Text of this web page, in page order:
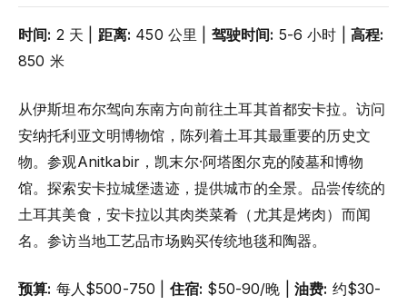
时间: 2 天 | 距离: 450 公里 | 驾驶时间: 5-6 小时 |高程:
850 米
从伊斯坦布尔驾向东南方向前往土耳其首都安卡拉。访问
安纳托利亚文明博物馆，陈列着土耳其最重要的历史文
物。参观Anitkabir，凯末尔·阿塔图尔克的陵墓和博物
馆。探索安卡拉城堡遗迹，提供城市的全景。品尝传统的
土耳其美食，安卡拉以其肉类菜肴（尤其是烤肉）而闻
名。参访当地工艺品市场购买传统地毯和陶器。
预算: 每人$500-750 | 住宿: $50-90/晚 |油费: 约$30-